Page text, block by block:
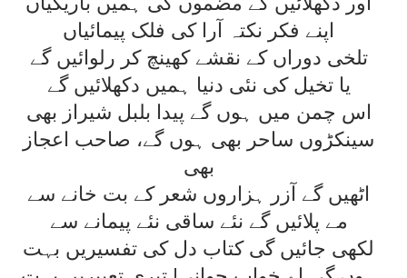
اپنے فکر نکتہ آرا کی فلک پيمائياں
تلخی دوراں کے نقشے کھينچ کر رلوائيں گے
يا تخيل کی نئی دنيا ہميں دکھلائيں گے
اس چمن ميں ہوں گے پيدا بلبل شيراز بھی
سينکڑوں ساحر بھی ہوں گے، صاحب اعجاز
بھی
اٹھيں گے آزر ہزاروں شعر کے بت خانے سے
مے پلائيں گے نئے ساقی نئے پيمانے سے
لکھی جائيں گی کتاب دل کی تفسيريں بہت